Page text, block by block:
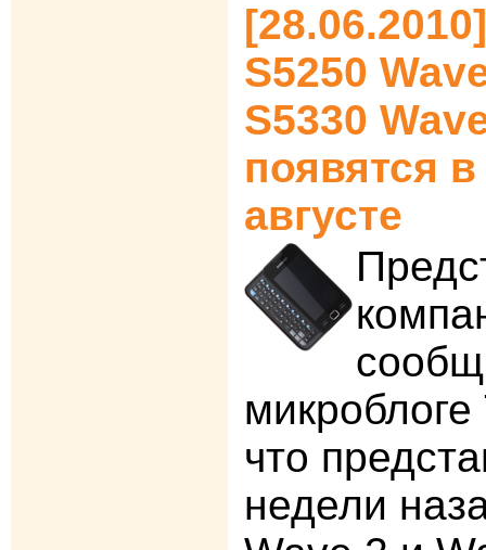
S5250
S5330
появятся
августе
что
недели